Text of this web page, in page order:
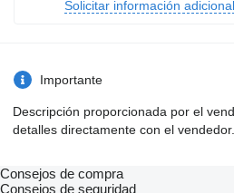
Solicitar información adicional
Importante
Descripción proporcionada por el
detalles directamente con el vendedor.
Consejos de compra
Consejos de seguridad